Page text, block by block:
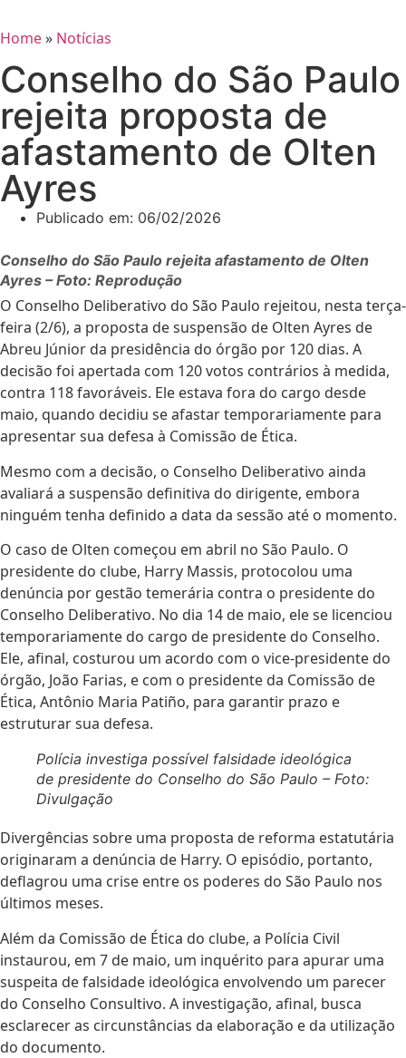
Home» Notícias
Conselho do São Paulo
rejeita proposta de
afastamento de Olten
Ayres
Publicado em: 06/02/2026
Conselho do São Paulo rejeita afastamento de Olten
Ayres – Foto: Reprodução
O Conselho Deliberativo do São Paulo rejeitou, nesta terça-
feira (2/6), a proposta de suspensão de Olten Ayres de
Abreu Júnior da presidência do órgão por 120 dias. A
decisão foi apertada com 120 votos contrários à medida,
contra 118 favoráveis. Ele estava fora do cargo desde
maio, quando decidiu se afastar temporariamente para
apresentar sua defesa à Comissão de Ética.
Mesmo com a decisão, o Conselho Deliberativo ainda
avaliará a suspensão definitiva do dirigente, embora
ninguém tenha definido a data da sessão até o momento.
O caso de Olten começou em abril no São Paulo. O
presidente do clube, Harry Massis, protocolou uma
denúncia por gestão temerária contra o presidente do
Conselho Deliberativo. No dia 14 de maio, ele se licenciou
temporariamente do cargo de presidente do Conselho.
Ele, afinal, costurou um acordo com o vice-presidente do
órgão, João Farias, e com o presidente da Comissão de
Ética, Antônio Maria Patiño, para garantir prazo e
estruturar sua defesa.
Polícia investiga possível falsidade ideológica
de presidente do Conselho do São Paulo – Foto:
Divulgação
Divergências sobre uma proposta de reforma estatutária
originaram a denúncia de Harry. O episódio, portanto,
deflagrou uma crise entre os poderes do São Paulo nos
últimos meses.
Além da Comissão de Ética do clube, a Polícia Civil
instaurou, em 7 de maio, um inquérito para apurar uma
suspeita de falsidade ideológica envolvendo um parecer
do Conselho Consultivo. A investigação, afinal, busca
esclarecer as circunstâncias da elaboração e da utilização
do documento.